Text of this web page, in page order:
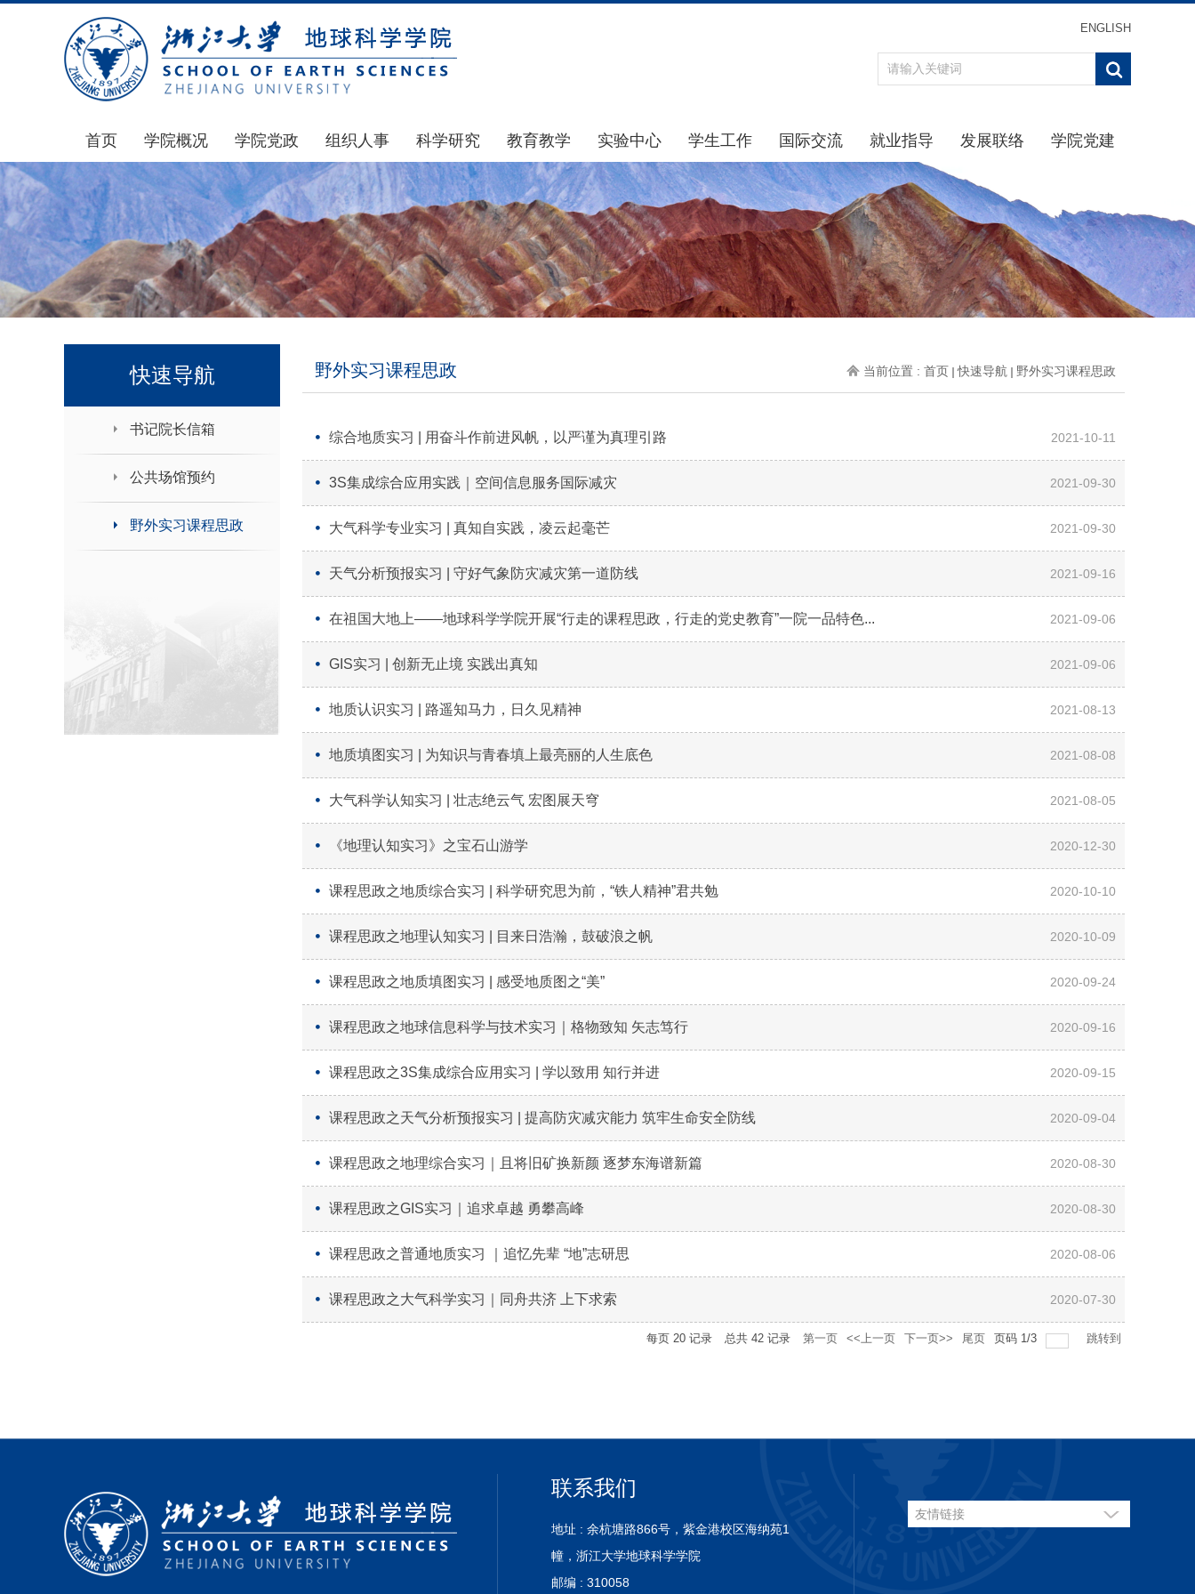
ENGLISH
首页 学院概况
学院简介
发展简史
组织机构
师资力量
虚拟学院
学院党政
通知公告
学院发文
党委会议纪要
党政联席会议纪要
教授委员会议纪要
组织人事
通知公告
博士后管理
人才招聘
年度考核
岗位聘任
下载专区
科学研究
国家基金
科研公示
通知公告
科研动态
政策文件
地科基金
教育教学
本科生教育
研究生教育
实验中心
中心简介
中心动态
规章制度
实验室和仪器设备
大型仪器设备管理
学生工作
通知公告
风采展示
团学建设
奖助贷补
学生组织
国际交流
办事指南
通知公告
规章制度
动态
交流项目
就业指导
重点引导
通知公告
生涯规划
招聘信息
下载专区
办事指南
发展联络
最新消息
校友分会
校友返校
校友名录
校友捐赠
学院党建
理论学
学院纪
党建下
快速导航
书记院长信箱
公共场馆预约
野外实习课程思政
野外实习课程思政 当前位置 : 首页 快速导航 野外实习课程思政
综合地质实习 | 用奋斗作前进风帆，以严谨为真理引路 2021-10-11
3S集成综合应用实践｜空间信息服务国际减灾 2021-09-30
大气科学专业实习 | 真知自实践，凌云起毫芒 2021-09-30
天气分析预报实习 | 守好气象防灾减灾第一道防线 2021-09-16
在祖国大地上——地球科学学院开展“行走的课程思政，行走的党史教育”一院一品特色... 2021-09-06
GIS实习 | 创新无止境 实践出真知 2021-09-06
地质认识实习 | 路遥知马力，日久见精神 2021-08-13
地质填图实习 | 为知识与青春填上最亮丽的人生底色 2021-08-08
大气科学认知实习 | 壮志绝云气 宏图展天穹 2021-08-05
《地理认知实习》之宝石山游学 2020-12-30
课程思政之地质综合实习 | 科学研究思为前，“铁人精神”君共勉 2020-10-10
课程思政之地理认知实习 | 目来日浩瀚，鼓破浪之帆 2020-10-09
课程思政之地质填图实习 | 感受地质图之“美” 2020-09-24
课程思政之地球信息科学与技术实习｜格物致知 矢志笃行 2020-09-16
课程思政之3S集成综合应用实习 | 学以致用 知行并进 2020-09-15
课程思政之天气分析预报实习 | 提高防灾减灾能力 筑牢生命安全防线 2020-09-04
课程思政之地理综合实习｜且将旧矿换新颜 逐梦东海谱新篇 2020-08-30
课程思政之GIS实习｜追求卓越 勇攀高峰 2020-08-30
课程思政之普通地质实习 ｜追忆先辈 “地”志研思 2020-08-06
课程思政之大气科学实习｜同舟共济 上下求索 2020-07-30
每页 20 记录 总共 42 记录 第一页 <<上一页 下一页>> 尾页 页码 1/3 跳转到
联系我们
地址 : 余杭塘路866号，紫金港校区海纳苑1
幢，浙江大学地球科学学院
邮编 : 310058